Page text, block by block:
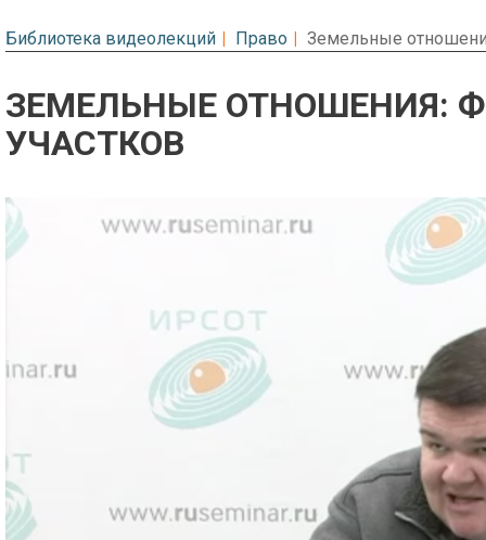
Библиотека видеолекций Право Земельные
ЗЕМЕЛЬНЫЕ ОТНОШЕНИЯ:
УЧАСТКОВ
Предварительный просмотр.